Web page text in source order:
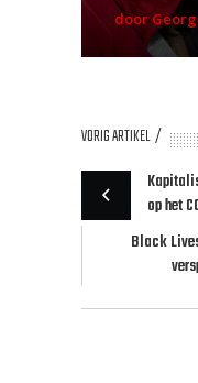
door
VORIG ARTIKEL
op het
Black